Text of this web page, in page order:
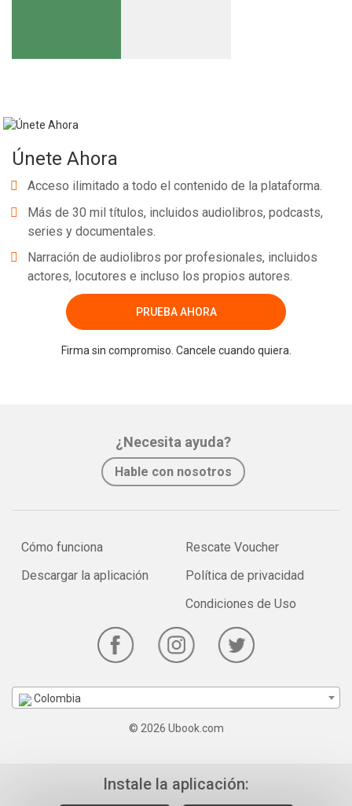
Únete Ahora
Acceso ilimitado a todo el contenido de la plataforma.
Más de 30 mil títulos, incluidos audiolibros, podcasts,
series y documentales.
Narración de audiolibros por profesionales, incluidos
actores, locutores e incluso los propios autores.
PRUEBA AHORA
Firma sin compromiso. Cancele cuando quiera.
¿Necesita ayuda?
Hable con nosotros
Cómo funciona
Descargar la aplicación
Rescate Voucher
Política de privacidad
Condiciones de Uso
Colombia
© 2026 Ubook.com
Instale la aplicación: